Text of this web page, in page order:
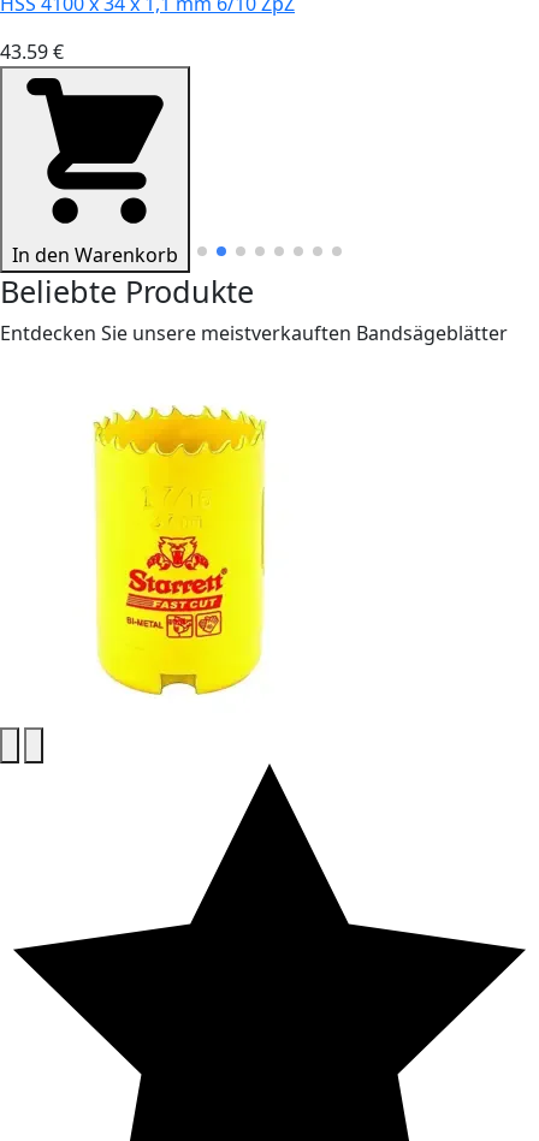
43.59 €
In den Warenkorb
Beliebte Produkte
Entdecken Sie unsere meistverkauften Bandsägeblätter